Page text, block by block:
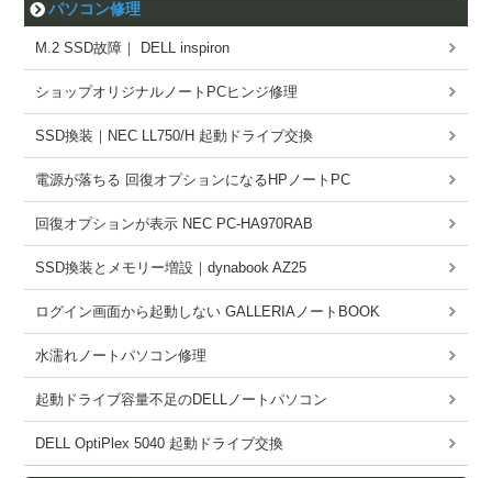
パソコン修理
M.2 SSD故障｜ DELL inspiron
ショップオリジナルノートPCヒンジ修理
SSD換装｜NEC LL750/H 起動ドライブ交換
電源が落ちる 回復オプションになるHPノートPC
回復オプションが表示 NEC PC-HA970RAB
SSD換装とメモリー増設｜dynabook AZ25
ログイン画面から起動しない GALLERIAノートBOOK
水濡れノートパソコン修理
起動ドライブ容量不足のDELLノートパソコン
DELL OptiPlex 5040 起動ドライブ交換